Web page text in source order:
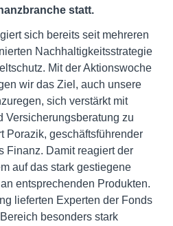
statt.
sich bereits seit mehreren
Nachhaltigkeitsstrategie
Mit der Aktionswoche
wir das Ziel, auch unsere
sich verstärkt mit
Versicherungsberatung zu
Porazik, geschäftsführender
Finanz. Damit reagiert der
auf das stark gestiegene
entsprechenden Produkten.
lieferten Experten der Fonds
besonders stark